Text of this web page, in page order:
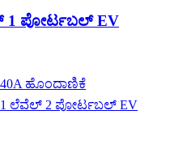
1 ಪೋರ್ಟಬಲ್ EV